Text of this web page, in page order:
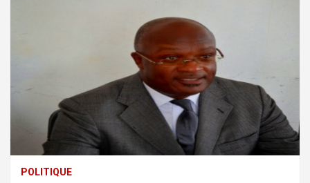
POLITIQUE